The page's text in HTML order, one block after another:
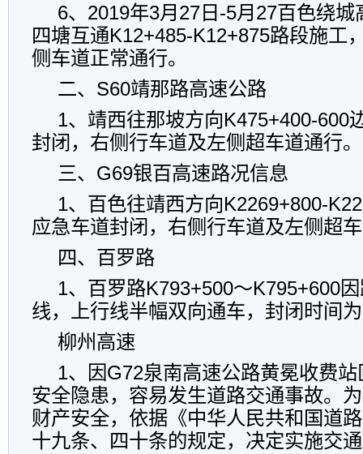
6、2019年3月27日-5月27百色绕城
四塘互通K12+485-K12+875路段施工
侧车道正常通行。
二、S60靖那路高速公路
1、靖西往那坡方向K475+400-600
封闭，右侧行车道及左侧超车道通行。
三、G69银百高速路况信息
1、百色往靖西方向K2269+800-
应急车道封闭，右侧行车道及左侧超
四、百罗路
1、百罗路K793+500～K795+600
线，上行线半幅双向通车，封闭时间
柳州高速
1、因G72泉南高速公路黄冕收费
安全隐患，容易发生道路交通事故。
财产安全，依据《中华人民共和国道
十九条、四十条的规定，决定实施交